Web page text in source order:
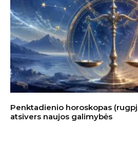
Penktadienio horoskopas
atsivers naujos galimybės